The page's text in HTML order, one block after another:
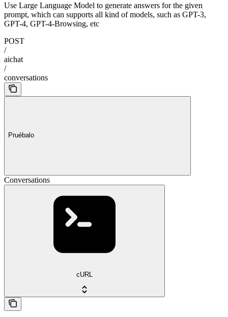
Use Large Language Model to generate answers for the given
prompt, which can supports all kind of models, such as GPT-3,
GPT-4, GPT-4-Browsing, etc
POST
/
aichat
/
conversations
Pruébalo
Conversations
cURL